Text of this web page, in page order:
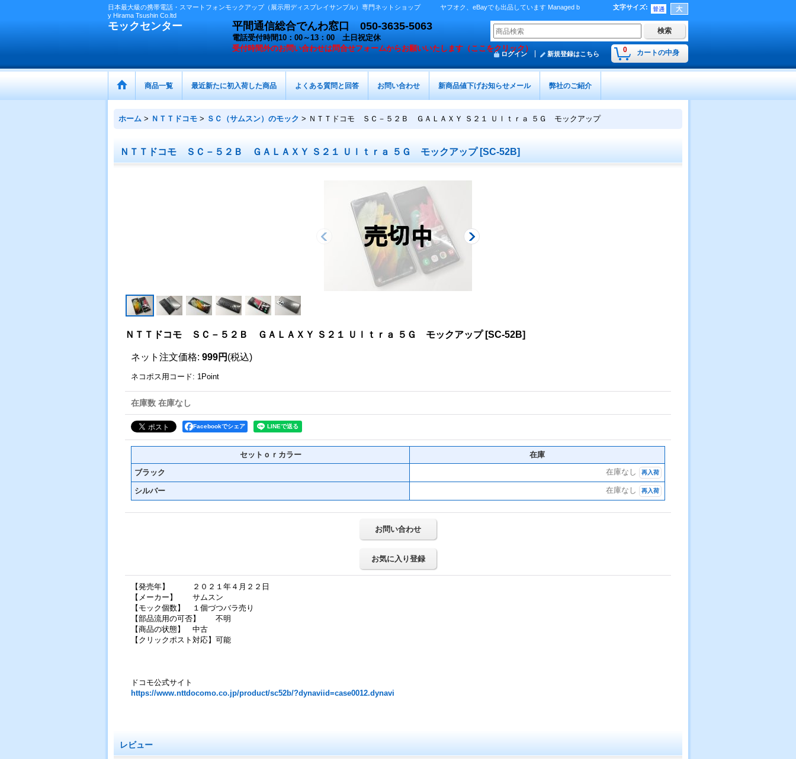
日本最大級の携帯電話・スマートフォンモックアップ（展示用ディスプレイサンプル）専門ネットショップ ヤフオク、eBayでも出品しています Managed b
y Hirama Tsushin Co.ltd
文字サイズ:
モックセンター 平間通信総合でんわ窓口 050-3635-5063
電話受付時間10：00～13：00 土日祝定休
受付時間外のお問い合わせは問合せフォームからお願いいたします（ここをクリック） 0 カートの中身
ログイン 新規登録はこちら
商品一覧 最近新たに初入荷した商品 よくある質問と回答 お問い合わせ 新商品値下げお知らせメール 弊社のご紹介
ホーム > ＮＴＴドコモ > ＳＣ（サムスン）のモック > ＮＴＴドコモ ＳＣ－５２Ｂ ＧＡＬＡＸＹ Ｓ２１ Ｕｌｔｒａ ５Ｇ モックアップ
ＮＴＴドコモ ＳＣ－５２Ｂ ＧＡＬＡＸＹ Ｓ２１ Ｕｌｔｒａ ５Ｇ モックアップ [SC-52B]
ＮＴＴドコモ ＳＣ－５２Ｂ ＧＡＬＡＸＹ Ｓ２１ Ｕｌｔｒａ ５Ｇ モックアップ [SC-52B]
ネット注文価格: 999円 (税込)
ネコポス用コード: 1Point
在庫数 在庫なし
Facebookでシェア
セットｏｒカラー
在庫
ブラック
在庫なし 再入荷
シルバー 在庫なし 再入荷
お問い合わせ
お気に入り登録
【発売年】 ２０２１年４月２２日
【メーカー】 サムスン
【モック個数】 １個づつバラ売り
【部品流用の可否】 不明
【商品の状態】 中古
【クリックポスト対応】可能
ドコモ公式サイト
https://www.nttdocomo.co.jp/product/sc52b/?dynaviid=case0012.dynavi
レビュー